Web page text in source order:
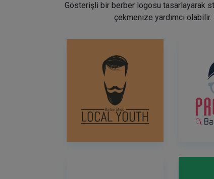
Gösterişli bir berber logosu tasarlayarak
çekmenize yardımcı